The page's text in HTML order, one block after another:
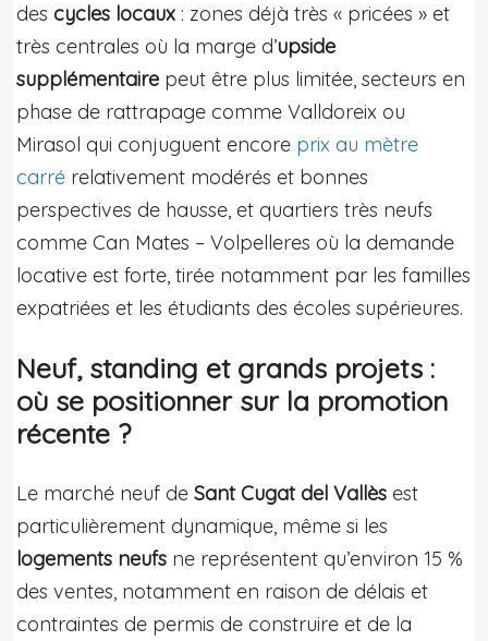
des cycles locaux : zones déjà très « pricées » et
très centrales où la marge d’upside
supplémentaire peut être plus limitée, secteurs en
phase de rattrapage comme Valldoreix ou
Mirasol qui conjuguent encore prix au mètre
carré relativement modérés et bonnes
perspectives de hausse, et quartiers très neufs
comme Can Mates – Volpelleres où la demande
locative est forte, tirée notamment par les familles
expatriées et les étudiants des écoles supérieures.
Neuf, standing et grands projets :
où se positionner sur la promotion
récente ?
Le marché neuf de Sant Cugat del Vallès est
particulièrement dynamique, même si les
logements neufs ne représentent qu’environ 15 %
des ventes, notamment en raison de délais et
contraintes de permis de construire et de la